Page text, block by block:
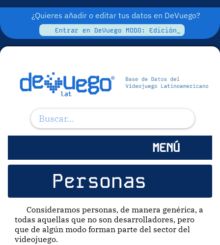
¿Quieres añadir o editar tus datos en DeVuego?
Entrar en DeVuego MODO: Edición_
MENÚ
Personas
Consideramos personas, de manera genérica, a
todas aquellas que no son desarrolladores, pero
que de algún modo forman parte del sector del
videojuego.